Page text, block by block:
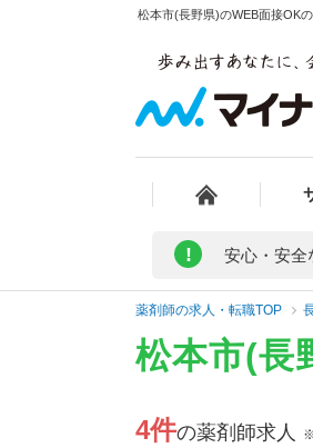
松本市(長野県)のWEB面接OK
! 安心・安全
薬剤師の求人・転職TOP
松本市(長
4件の薬剤師求人